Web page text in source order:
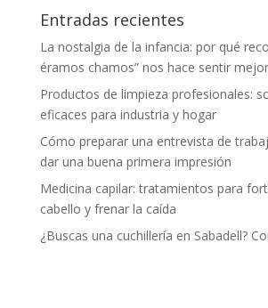
Entradas recientes
La nostalgia de la infancia: por qué
éramos chamos” nos hace sentir mejor
Productos de limpieza profesionales:
eficaces para industria y hogar
Cómo preparar una entrevista de
dar una buena primera impresión
Medicina capilar: tratamientos para
cabello y frenar la caída
¿Buscas una cuchillería en Sabadell?